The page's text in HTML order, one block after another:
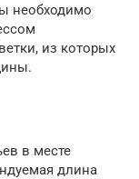
необходимо
из которых
в месте
длина